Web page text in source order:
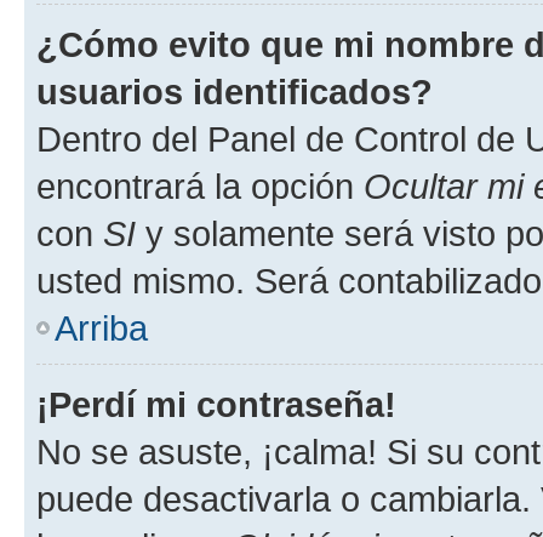
¿Cómo evito que mi nombre
usuarios identificados?
Dentro del Panel de Control de
encontrará la opción Ocultar mi
con SI y solamente será visto
usted mismo. Será
Arriba
¡Perdí mi contraseña!
No se asuste, ¡calma! Si su
puede desactivarla o